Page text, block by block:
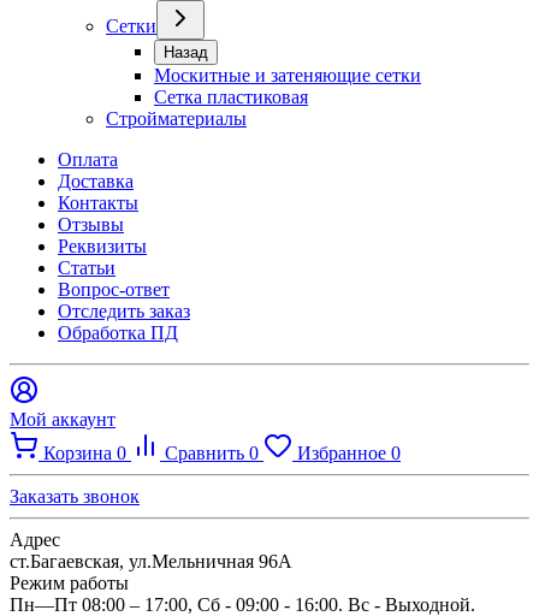
Сетки
Назад
Москитные и затеняющие сетки
Сетка пластиковая
Стройматериалы
Оплата
Доставка
Контакты
Отзывы
Реквизиты
Статьи
Вопрос-ответ
Отследить заказ
Обработка ПД
Мой аккаунт
Корзина 0 Сравнить 0 Избранное 0
Заказать звонок
Адрес
ст.Багаевская, ул.Мельничная 96А
Режим работы
Пн—Пт 08:00 – 17:00, Сб - 09:00 - 16:00. Вс - Выходной.